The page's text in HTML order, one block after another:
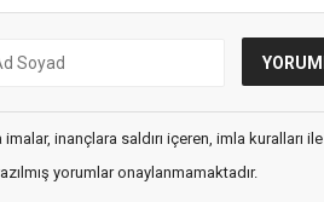
inançlara saldırı içeren, imla kuralları ile
yorumlar onaylanmamaktadır.